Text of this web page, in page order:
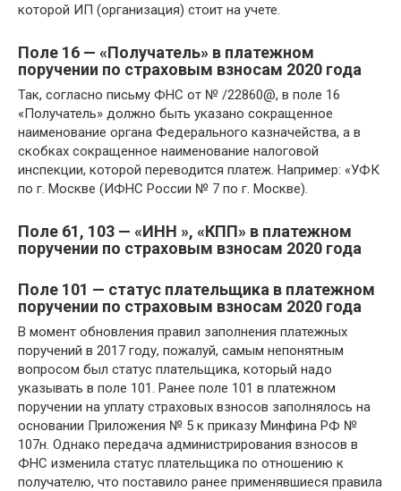
которой ИП (организация) стоит на учете.
Поле 16 — «Получатель» в платежном
поручении по страховым взносам 2020 года
Так, согласно письму ФНС от № /22860@, в поле 16
«Получатель» должно быть указано сокращенное
наименование органа Федерального казначейства, а в
скобках сокращенное наименование налоговой
инспекции, которой переводится платеж. Например: «УФК
по г. Москве (ИФНС России № 7 по г. Москве).
Поле 61, 103 — «ИНН », «КПП» в платежном
поручении по страховым взносам 2020 года
Поле 101 — статус плательщика в платежном
поручении по страховым взносам 2020 года
В момент обновления правил заполнения платежных
поручений в 2017 году, пожалуй, самым непонятным
вопросом был статус плательщика, который надо
указывать в поле 101. Ранее поле 101 в платежном
поручении на уплату страховых взносов заполнялось на
основании Приложения № 5 к приказу Минфина РФ №
107н. Однако передача администрирования взносов в
ФНС изменила статус плательщика по отношению к
получателю, что поставило ранее применявшиеся правила